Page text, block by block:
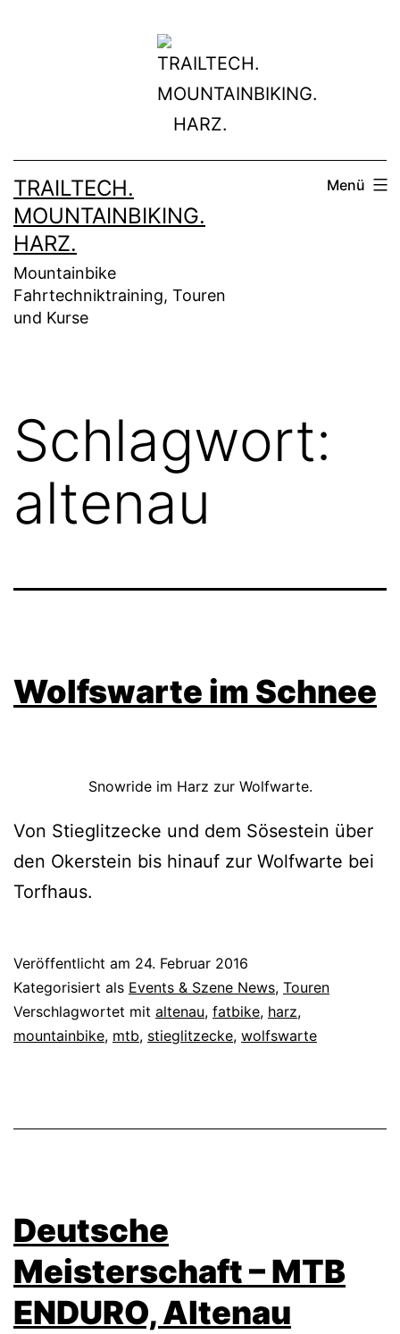
TRAILTECH.
MOUNTAINBIKING.
HARZ.
Mountainbike
Fahrtechniktraining, Touren
und Kurse
Menü
Schlagwort:
altenau
Wolfswarte im Schnee
Snowride im Harz zur Wolfwarte.
Von Stieglitzecke und dem Sösestein über
den Okerstein bis hinauf zur Wolfwarte bei
Torfhaus.
Veröffentlicht am 24. Februar 2016
Kategorisiert als Events & Szene News, Touren
Verschlagwortet mit altenau, fatbike, harz,
mountainbike, mtb, stieglitzecke, wolfswarte
Deutsche
Meisterschaft – MTB
ENDURO, Altenau